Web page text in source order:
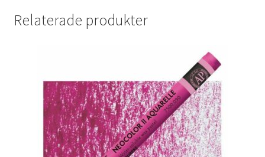
Relaterade produkter